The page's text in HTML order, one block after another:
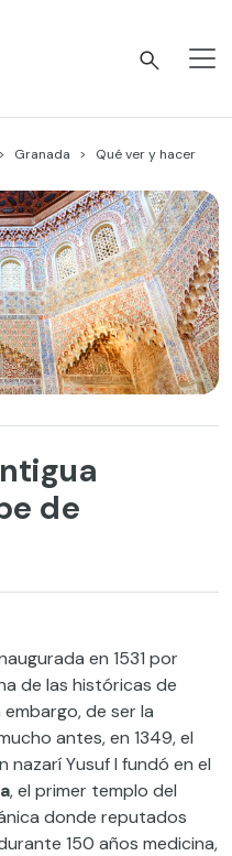
Granada Qué ver y hacer
de
en 1531 por
de las históricas de
de ser la
antes, en 1349, el
Yusuf I fundó en el
, el primer templo del
donde reputados
150 años medicina,